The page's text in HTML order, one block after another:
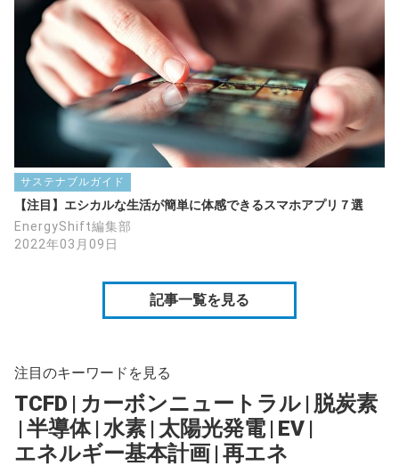
サステナブルガイド
【注目】エシカルな生活が簡単に体感できるスマホアプリ７選
EnergyShift編集部
2022年03月09日
記事一覧を見る
注目のキーワードを見る
TCFD | カーボンニュートラル | 脱炭素
|半導体 |水素 | 太陽光発電 | EV |
エネルギー基本計画 |再エネ